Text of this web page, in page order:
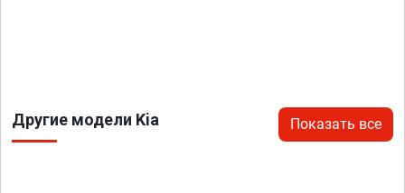
Другие модели Kia Показать все